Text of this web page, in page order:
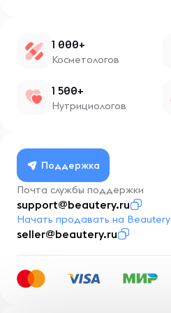
1 000+
Косметологов
1 500+
Нутрициологов
Поддержка
Почта службы поддержки
support@beautery.ru
Начать продавать на Beautery
seller@beautery.ru